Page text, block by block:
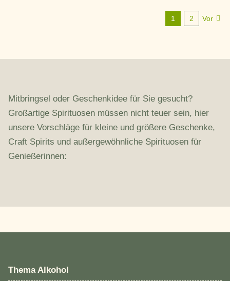
1 2 Vor
Mitbringsel oder Geschenkidee für Sie gesucht?
Großartige Spirituosen müssen nicht teuer sein, hier
unsere Vorschläge für kleine und größere Geschenke,
Craft Spirits und außergewöhnliche Spirituosen für
Genießerinnen:
Thema Alkohol